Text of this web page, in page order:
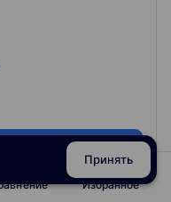
поймете, как
На сайт курса
Избранное
Принять